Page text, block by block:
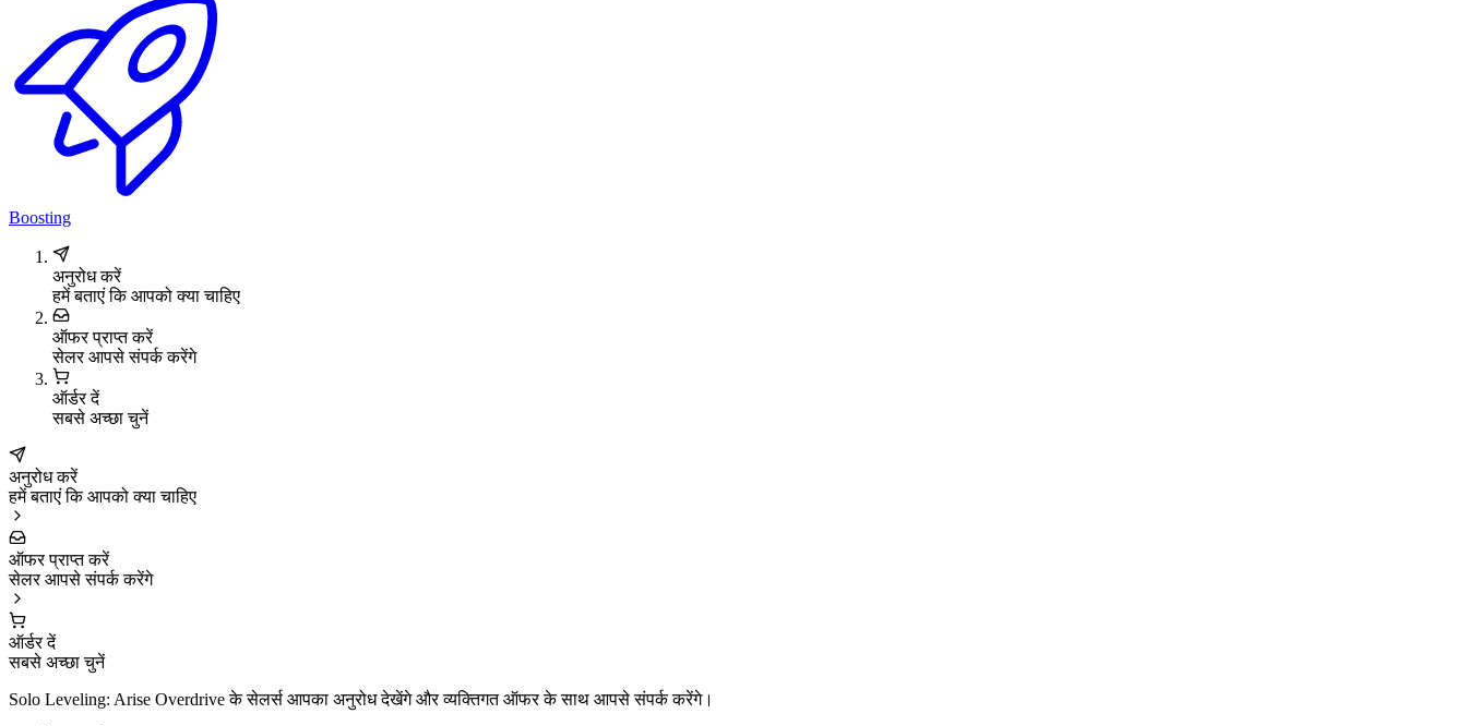
Boosting
अनुरोध करें
हमें बताएं कि आपको क्या चाहिए
ऑफर प्राप्त करें
सेलर आपसे संपर्क करेंगे
ऑर्डर दें
सबसे अच्छा चुनें
अनुरोध करें
हमें बताएं कि आपको क्या चाहिए
ऑफर प्राप्त करें
सेलर आपसे संपर्क करेंगे
ऑर्डर दें
सबसे अच्छा चुनें
Solo Leveling: Arise Overdrive के सेलर्स आपका अनुरोध देखेंगे और व्यक्तिगत ऑफर के साथ आपसे संपर्क करेंगे।